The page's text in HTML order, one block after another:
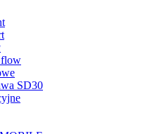
SD30